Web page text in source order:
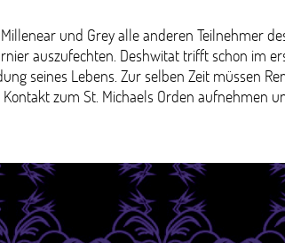
und Grey alle anderen Teilnehmer
auszufechten. Deshwitat trifft schon im
seines Lebens. Zur selben Zeit müssen
zum St. Michaels Orden aufnehmen